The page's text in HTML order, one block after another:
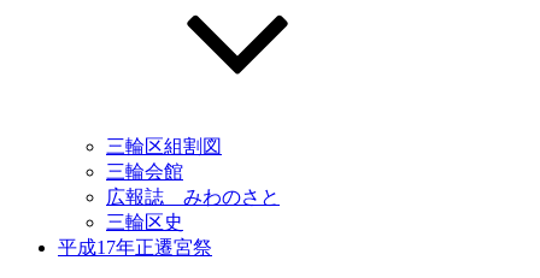
三輪区組割図
三輪会館
広報誌 みわのさと
三輪区史
平成17年正遷宮祭